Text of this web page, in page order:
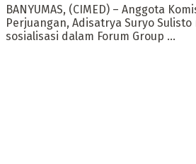
BANYUMAS, (CIMED) – Anggota
Perjuangan, Adisatrya Suryo
sosialisasi dalam Forum Group ...